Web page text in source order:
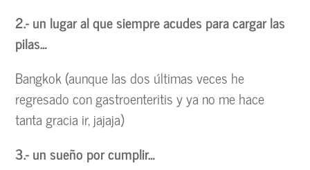
2.- un lugar al que siempre acudes para cargar las
pilas…
Bangkok (aunque las dos últimas veces he
regresado con gastroenteritis y ya no me hace
tanta gracia ir, jajaja)
3.- un sueño por cumplir…